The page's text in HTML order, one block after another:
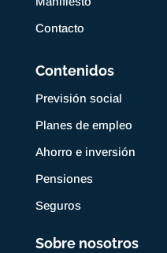
Contacto
Contenidos
Previsión social
Planes de empleo
Ahorro e inversión
Pensiones
Seguros
Sobre nosotros